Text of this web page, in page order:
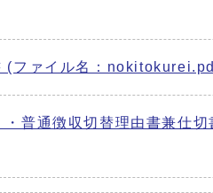
(ファイル名：
普通徴収切替理由書兼仕切